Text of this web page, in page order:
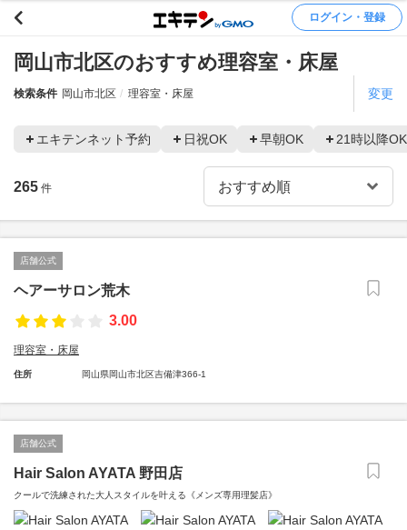
ログイン・登録
岡山市北区のおすすめ理容室・床屋
検索条件 岡山市北区 理容室・床屋 変更
エキテンネット予約 日祝OK 早朝OK 21時以降OK
265 件
店舗公式
ヘアーサロン荒木
3.00
理容室・床屋
住所 岡山県岡山市北区吉備津366-1
店舗公式
Hair Salon AYATA 野田店
クールで洗練された大人スタイルを叶える《メンズ専用理髪店》